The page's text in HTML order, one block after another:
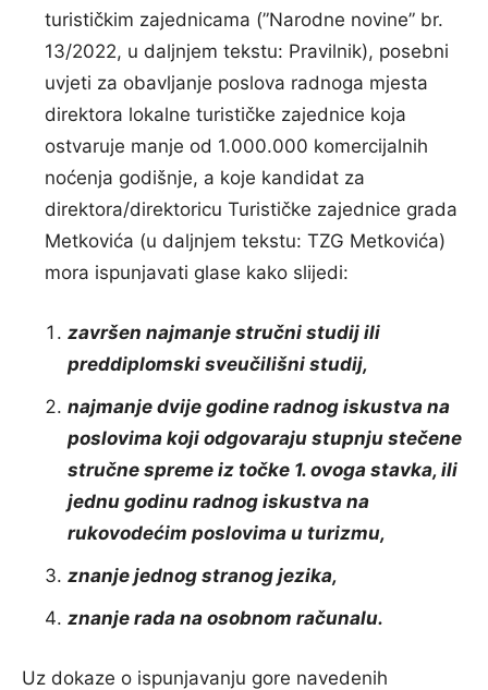
turističkim zajednicama (”Narodne novine” br.
13/2022, u daljnjem tekstu: Pravilnik), posebni
uvjeti za obavljanje poslova radnoga mjesta
direktora lokalne turističke zajednice koja
ostvaruje manje od 1.000.000 komercijalnih
noćenja godišnje, a koje kandidat za
direktora/direktoricu Turističke zajednice grada
Metkovića (u daljnjem tekstu: TZG Metkovića)
mora ispunjavati glase kako slijedi:
završen najmanje stručni studij ili
preddiplomski sveučilišni studij,
najmanje dvije godine radnog iskustva na
poslovima koji odgovaraju stupnju stečene
stručne spreme iz točke 1. ovoga stavka, ili
jednu godinu radnog iskustva na
rukovodećim poslovima u turizmu,
znanje jednog stranog jezika,
znanje rada na osobnom računalu.
Uz dokaze o ispunjavanju gore navedenih